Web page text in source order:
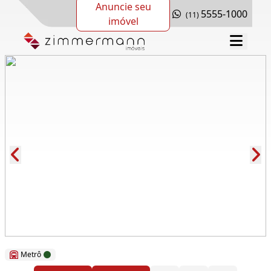
Anuncie seu
imóvel
(11) 5555-1000
Metrô